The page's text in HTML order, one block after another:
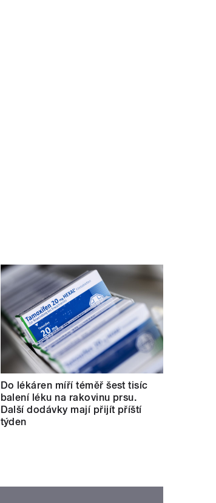
Do lékáren míří téměř šest tisíc
balení léku na rakovinu prsu.
Další dodávky mají přijít příští
týden